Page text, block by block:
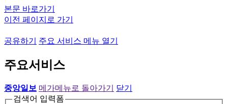
본문 바로가기
이전 페이지로 가기
공유하기 주요 서비스 메뉴 열기
주요서비스
중앙일보 메가메뉴로 돌아가기
닫기
검색어 입력폼